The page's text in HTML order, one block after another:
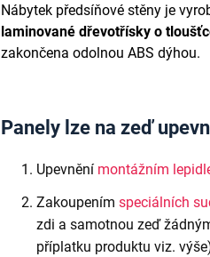
Nábytek předsíňové stěny je
laminované dřevotřísky o
zakončena odolnou ABS dýhou.
Panely lze na zeď
Upevnění montážním
Zakoupením speciálních
zdi a samotnou zeď
příplatku produktu viz.